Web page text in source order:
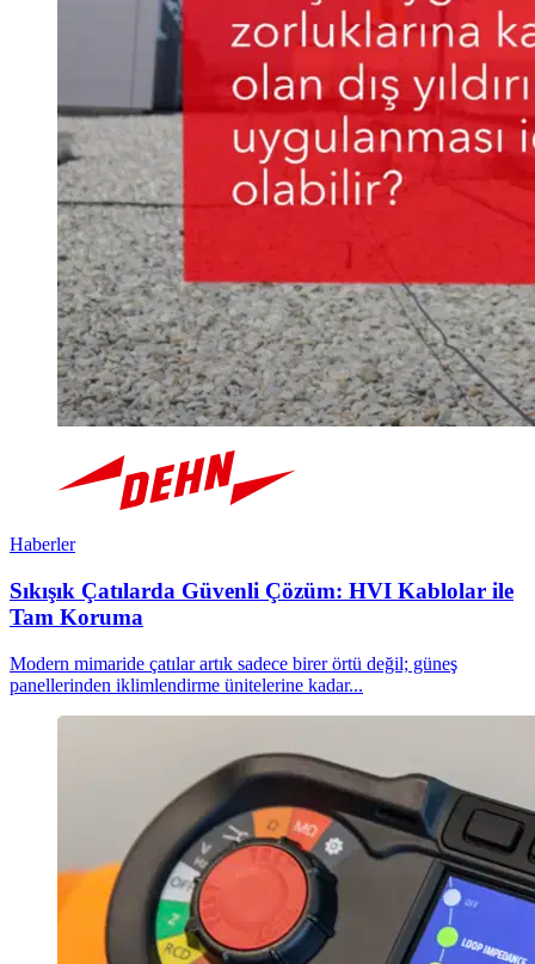
Haberler
Sıkışık Çatılarda Güvenli Çözüm: HVI Kablolar ile
Tam Koruma
Modern mimaride çatılar artık sadece birer örtü değil; güneş
panellerinden iklimlendirme ünitelerine kadar...